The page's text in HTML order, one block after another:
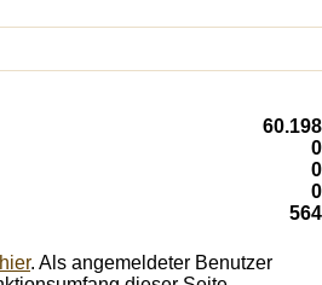
60.198
0
0
0
564
hier. Als angemeldeter Benutzer